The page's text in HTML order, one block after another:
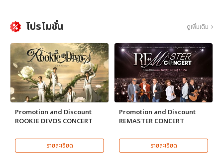
โปรโมชั่น ดูเพิ่มเติม
Promotion and Discount
ROOKIE DIVOS CONCERT
รายละเอียด
Promotion and Discount
REMASTER CONCERT
รายละเอียด